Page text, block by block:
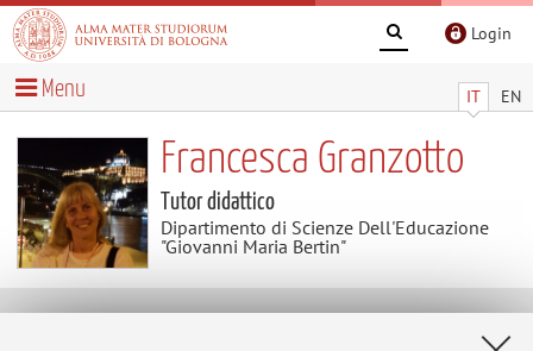
Login
IT EN
Menu
Francesca Granzotto
Tutor didattico
Dipartimento di Scienze Dell'Educazione
"Giovanni Maria Bertin"